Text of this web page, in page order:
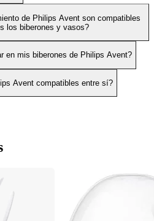
de Philips Avent son compatibles
los biberones y vasos?
en mis biberones de Philips Avent?
Avent compatibles entre sí?